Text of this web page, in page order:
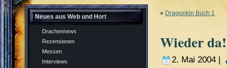
Neues aus Web und Hort
Drachennews
Rezensionen
Messen
Interviews
« Dragonkin Buch 1
Wieder da!
2. Mai 2004 |